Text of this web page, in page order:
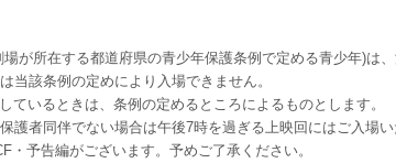
が所在する都道府県の青少年保護条例で定める青少年)は
当該条例の定めにより入場できません。
ているときは、条例の定めるところによるものとします。
護者同伴でない場合は午後7時を過ぎる上映回にはご入場い
予告編がございます。予めご了承ください。